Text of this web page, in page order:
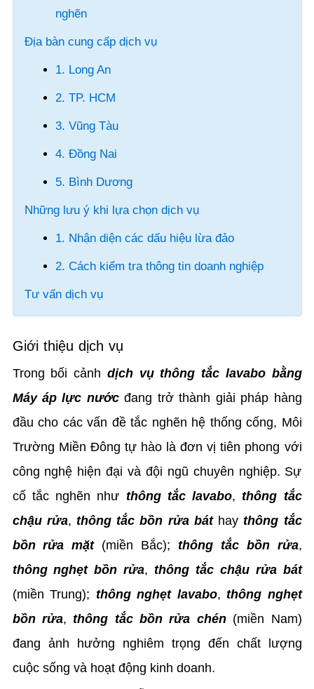
nghẽn
Địa bàn cung cấp dịch vụ
1. Long An
2. TP. HCM
3. Vũng Tàu
4. Đồng Nai
5. Bình Dương
Những lưu ý khi lựa chọn dịch vụ
1. Nhận diện các dấu hiệu lừa đảo
2. Cách kiểm tra thông tin doanh nghiệp
Tư vấn dịch vụ
Giới thiệu dịch vụ
Trong bối cảnh dịch vụ thông tắc lavabo bằng
Máy áp lực nướcđang trở thành giải pháp hàng
đầu cho các vấn đề tắc nghẽn hệ thống cống, Môi
Trường Miền Đông tự hào là đơn vị tiên phong với
công nghệ hiện đại và đội ngũ chuyên nghiệp. Sự
cố tắc nghẽn như thông tắc lavabo,thông tắc
chậu rửa, thông tắc bồn rửa báthaythông tắc
bồn rửa mặt(miền Bắc); thông tắc bồn rửa,
thông nghẹt bồn rửa, thông tắc chậu rửa bát
(miền Trung); thông nghẹt lavabo, thông nghẹt
bồn rửa,thông tắc bồn rửa chén(miền Nam)
đang ảnh hưởng nghiêm trọng đến chất lượng
cuộc sống và hoạt động kinh doanh.